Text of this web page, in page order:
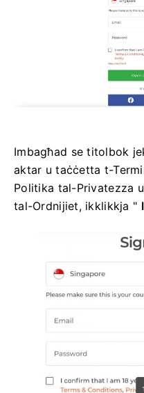
Imbagħad se titolbok
aktar u taċċetta t-
Politika tal-Privatezza
tal-Ordnijiet, ikklikkja "